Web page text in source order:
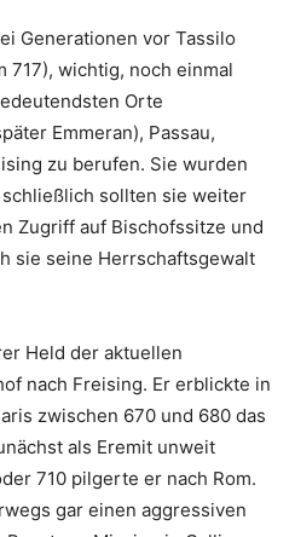
Generationen vor Tassilo
717), wichtig, noch einmal
Orte
Emmeran), Passau,
zu berufen. Sie wurden
sollten sie weiter
Zugriff auf Bischofssitze und
sie seine Herrschaftsgewalt
Held der aktuellen
nach Freising. Er erblickte in
zwischen 670 und 680 das
als Eremit unweit
710 pilgerte er nach Rom.
gar einen aggressiven